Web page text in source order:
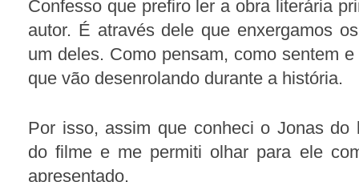
Confesso que prefiro ler a obra literária
autor. É através dele que enxergamos
um deles. Como pensam, como sentem
que vão desenrolando durante a história.
Por isso, assim que conheci o Jonas do
do filme e me permiti olhar para ele
apresentado.